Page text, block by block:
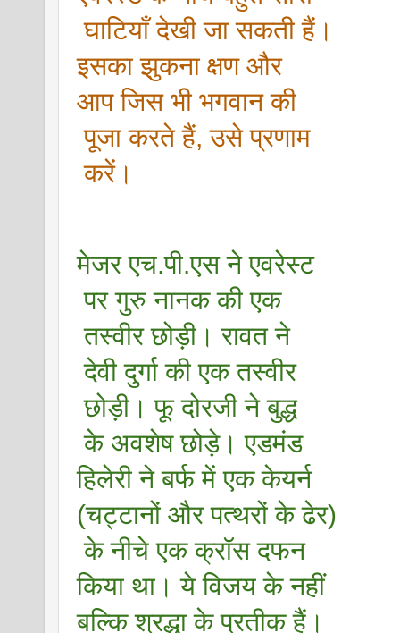
घाटियाँ देखी जा सकती हैं।
इसका झुकना क्षण और
आप जिस भी भगवान की
पूजा करते हैं, उसे प्रणाम
करें।
मेजर एच.पी.एस ने एवरेस्ट
पर गुरु नानक की एक
तस्वीर छोड़ी। रावत ने
देवी दुर्गा की एक तस्वीर
छोड़ी। फू दोरजी ने बुद्ध
के अवशेष छोड़े। एडमंड
हिलेरी ने बर्फ में एक केयर्न
(चट्टानों और पत्थरों के ढेर)
के नीचे एक क्रॉस दफन
किया था। ये विजय के नहीं
बल्कि श्रद्धा के प्रतीक हैं।